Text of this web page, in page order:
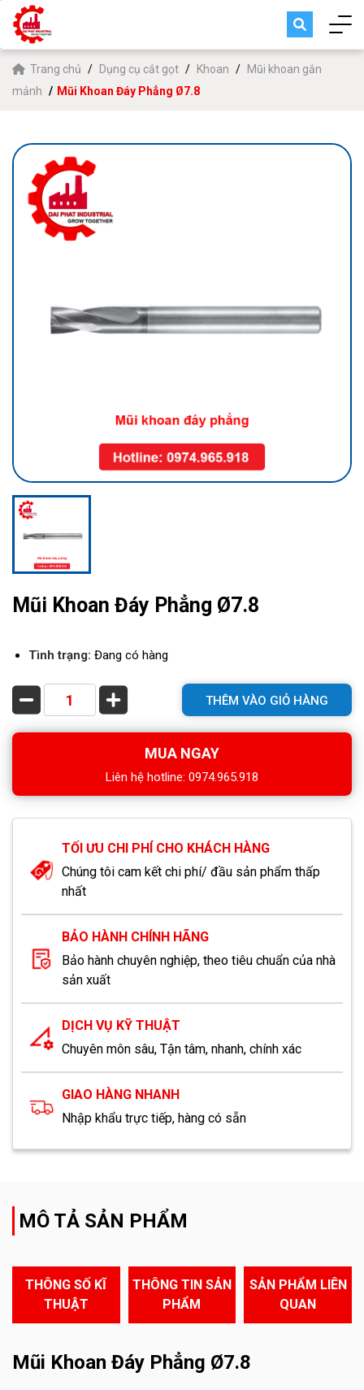
Trang chủ Dụng cụ cắt gọt Khoan
Mũi khoan gắn
mảnh
Mũi Khoan Đáy Phẳng Ø7.8
Mũi Khoan Đáy Phẳng Ø7.8
Tình trạng: Đang có hàng
THÊM VÀO GIỎ HÀNG
MUA NGAY
Liên hệ hotline: 0974.965.918
TỐI ƯU CHI PHÍ CHO KHÁCH HÀNG
Chúng tôi cam kết chi phí/ đầu sản phẩm thấp
nhất
BẢO HÀNH CHÍNH HÃNG
Bảo hành chuyên nghiệp, theo tiêu chuẩn của nhà
sản xuất
DỊCH VỤ KỸ THUẬT
Chuyên môn sâu, Tận tâm, nhanh, chính xác
GIAO HÀNG NHANH
Nhập khẩu trực tiếp, hàng có sẵn
MÔ TẢ SẢN PHẨM
THÔNG SỐ KĨ
THUẬT
THÔNG TIN SẢN
PHẨM
SẢN PHẨM LIÊN
QUAN
Mũi Khoan Đáy Phẳng Ø7.8